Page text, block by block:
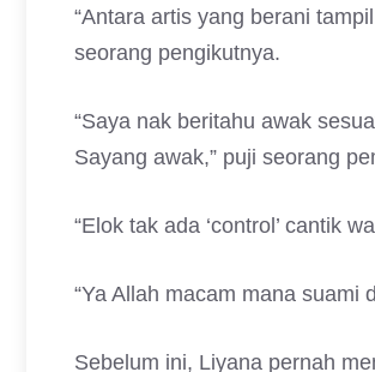
“Antara artis yang berani
seorang pengikutnya.
“Saya nak beritahu awak
Sayang awak,” puji seorang
“Elok tak ada ‘control’ cantik
“Ya Allah macam mana suami
Sebelum ini, Liyana pernah